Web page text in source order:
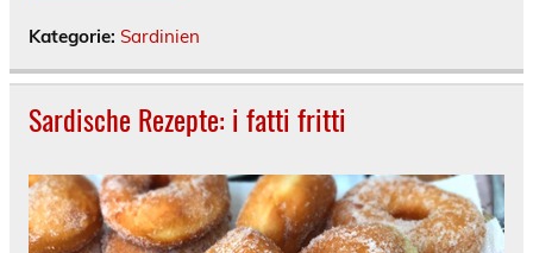
Kategorie: Sardinien
Sardische Rezepte: i fatti fritti